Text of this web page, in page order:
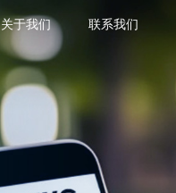
关于我们 联系我们